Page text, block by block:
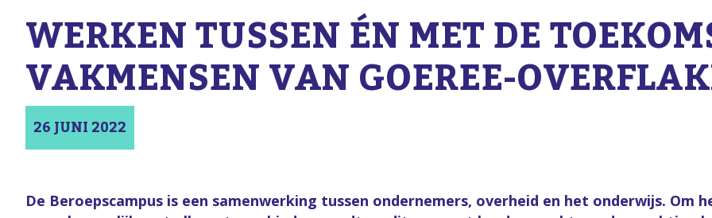
WERKEN TUSSEN ÉN MET DE
VAKMENSEN VAN GOEREE-
26 JUNI 2022
De Beroepscampus is een samenwerking tussen ondernemers, overheid en het onderwijs. Om